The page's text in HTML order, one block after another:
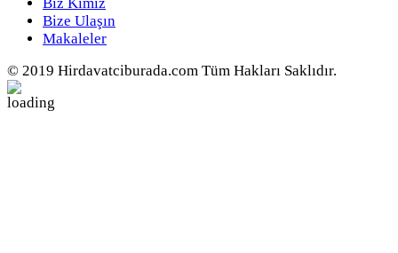
Biz Kimiz
Bize Ulaşın
Makaleler
© 2019 Hirdavatciburada.com Tüm Hakları Saklıdır.